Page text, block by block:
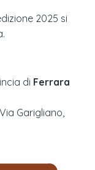
2025 si
.
di Ferrara
Garigliano,